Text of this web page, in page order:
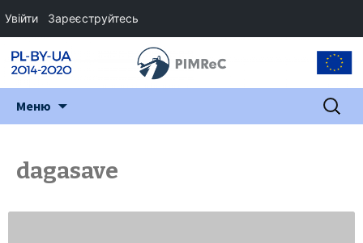
Меню Пошук:
dagasave
Увійти Зареєструйтесь